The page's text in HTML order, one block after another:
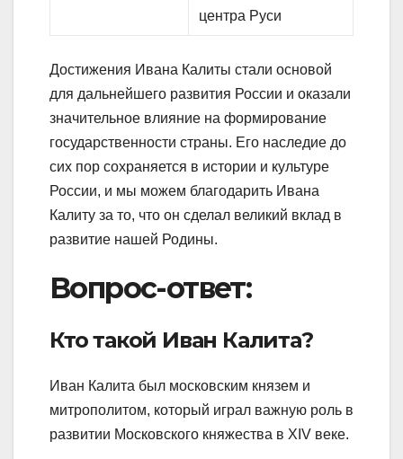
центра Руси
Достижения Ивана Калиты стали основой
для дальнейшего развития России и оказали
значительное влияние на формирование
государственности страны. Его наследие до
сих пор сохраняется в истории и культуре
России, и мы можем благодарить Ивана
Калиту за то, что он сделал великий вклад в
развитие нашей Родины.
Вопрос-ответ:
Кто такой Иван Калита?
Иван Калита был московским князем и
митрополитом, который играл важную роль в
развитии Московского княжества в XIV веке.